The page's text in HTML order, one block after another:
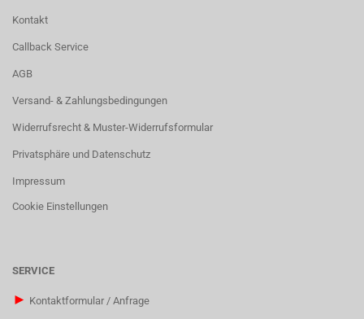
Kontakt
Callback Service
AGB
Versand- & Zahlungsbedingungen
Widerrufsrecht & Muster-Widerrufsformular
Privatsphäre und Datenschutz
Impressum
Cookie Einstellungen
SERVICE
► Kontaktformular / Anfrage